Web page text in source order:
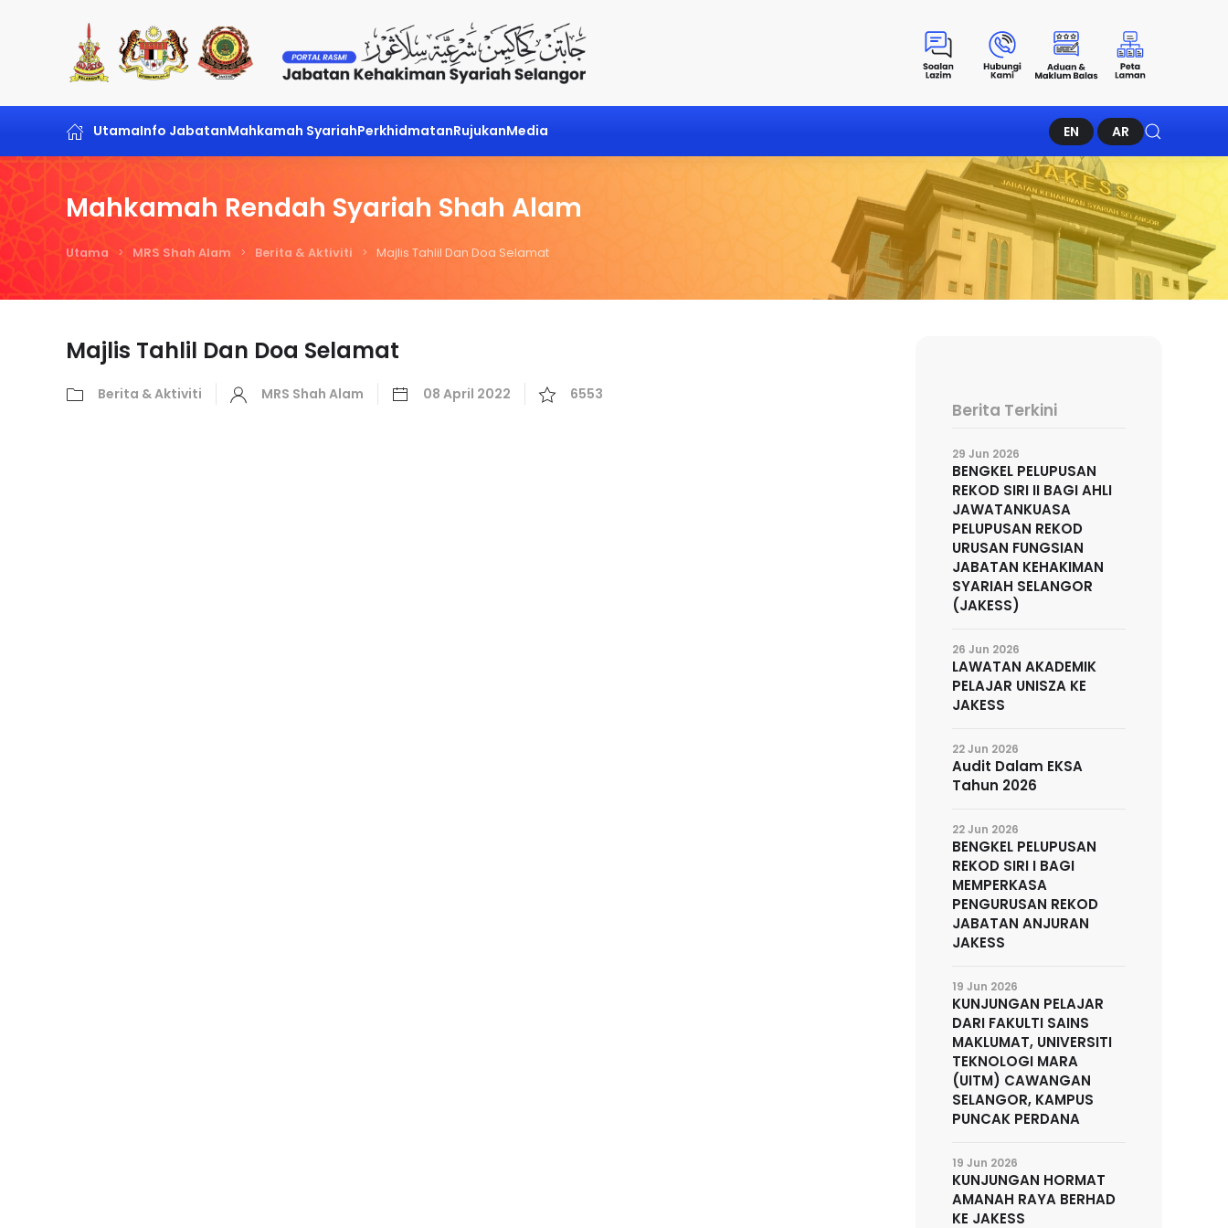
Skip to main content
UtamaInfo JabatanMahkamah SyariahPerkhidmatanRujukanMedia EN AR
Mahkamah Rendah Syariah Shah Alam
Utama MRS Shah Alam Berita & Aktiviti Majlis Tahlil Dan Doa Selamat
Majlis Tahlil Dan Doa Selamat
Berita & Aktiviti MRS Shah Alam 08 April 2022 6553
Berita Terkini
29 Jun 2026
BENGKEL PELUPUSAN
REKOD SIRI II BAGI AHLI
JAWATANKUASA
PELUPUSAN REKOD
URUSAN FUNGSIAN
JABATAN KEHAKIMAN
SYARIAH SELANGOR
(JAKESS)
26 Jun 2026
LAWATAN AKADEMIK
PELAJAR UNISZA KE
JAKESS
22 Jun 2026
Audit Dalam EKSA
Tahun 2026
22 Jun 2026
BENGKEL PELUPUSAN
REKOD SIRI I BAGI
MEMPERKASA
PENGURUSAN REKOD
JABATAN ANJURAN
JAKESS
19 Jun 2026
KUNJUNGAN PELAJAR
DARI FAKULTI SAINS
MAKLUMAT, UNIVERSITI
TEKNOLOGI MARA
(UITM) CAWANGAN
SELANGOR, KAMPUS
PUNCAK PERDANA
19 Jun 2026
KUNJUNGAN HORMAT
AMANAH RAYA BERHAD
KE JAKESS